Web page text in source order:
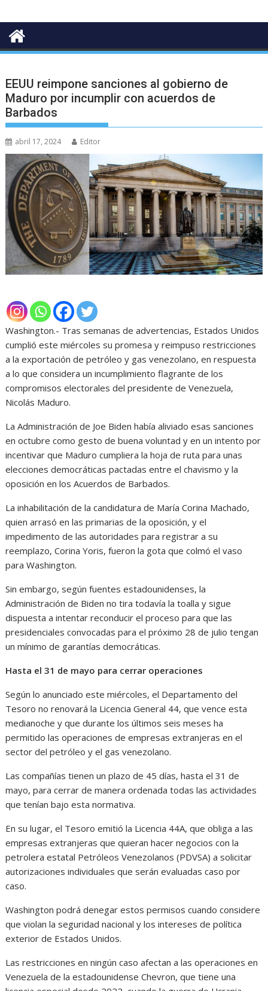
EEUU reimpone sanciones al gobierno de
Maduro por incumplir con acuerdos de
Barbados
abril 17, 2024 Editor
Washington.- Tras semanas de advertencias, Estados Unidos
cumplió este miércoles su promesa y reimpuso restricciones
a la exportación de petróleo y gas venezolano, en respuesta
a lo que considera un incumplimiento flagrante de los
compromisos electorales del presidente de Venezuela,
Nicolás Maduro.
La Administración de Joe Biden había aliviado esas sanciones
en octubre como gesto de buena voluntad y en un intento por
incentivar que Maduro cumpliera la hoja de ruta para unas
elecciones democráticas pactadas entre el chavismo y la
oposición en los Acuerdos de Barbados.
La inhabilitación de la candidatura de María Corina Machado,
quien arrasó en las primarias de la oposición, y el
impedimento de las autoridades para registrar a su
reemplazo, Corina Yoris, fueron la gota que colmó el vaso
para Washington.
Sin embargo, según fuentes estadounidenses, la
Administración de Biden no tira todavía la toalla y sigue
dispuesta a intentar reconducir el proceso para que las
presidenciales convocadas para el próximo 28 de julio tengan
un mínimo de garantías democráticas.
Hasta el 31 de mayo para cerrar operaciones
Según lo anunciado este miércoles, el Departamento del
Tesoro no renovará la Licencia General 44, que vence esta
medianoche y que durante los últimos seis meses ha
permitido las operaciones de empresas extranjeras en el
sector del petróleo y el gas venezolano.
Las compañías tienen un plazo de 45 días, hasta el 31 de
mayo, para cerrar de manera ordenada todas las actividades
que tenían bajo esta normativa.
En su lugar, el Tesoro emitió la Licencia 44A, que obliga a las
empresas extranjeras que quieran hacer negocios con la
petrolera estatal Petróleos Venezolanos (PDVSA) a solicitar
autorizaciones individuales que serán evaluadas caso por
caso.
Washington podrá denegar estos permisos cuando considere
que violan la seguridad nacional y los intereses de política
exterior de Estados Unidos.
Las restricciones en ningún caso afectan a las operaciones en
Venezuela de la estadounidense Chevron, que tiene una